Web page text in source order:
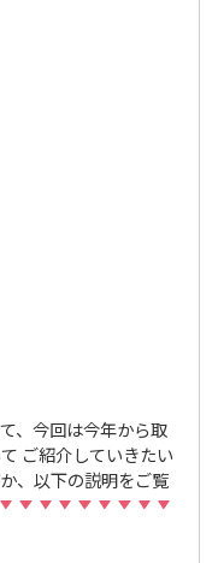
、今回は今年から取
ご紹介していきたい
、以下の説明をご覧